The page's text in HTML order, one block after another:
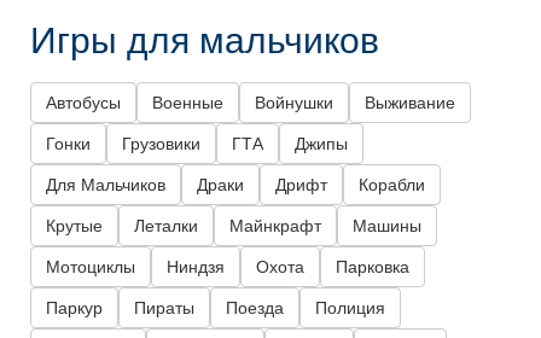
Игры для мальчиков
Автобусы Военные Войнушки Выживание
Гонки Грузовики ГТА Джипы
Для Мальчиков Драки Дрифт Корабли
Крутые Леталки Майнкрафт Машины
Мотоциклы Ниндзя Охота Парковка
Паркур Пираты Поезда Полиция